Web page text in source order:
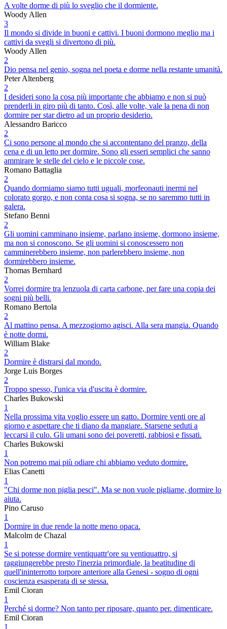
A volte dorme di più lo sveglio che il dormiente.
Woody Allen
3
Il mondo si divide in buoni e cattivi. I buoni dormono meglio ma i
cattivi da svegli si divertono di più.
Woody Allen
2
Dio pensa nel genio, sogna nel poeta e dorme nella restante umanità.
Peter Altenberg
2
I desideri sono la cosa più importante che abbiamo e non si può
prenderli in giro più di tanto. Così, alle volte, vale la pena di non
dormire per star dietro ad un proprio desiderio.
Alessandro Baricco
2
Ci sono persone al mondo che si accontentano del pranzo, della
cena e di un letto per dormire. Sono gli esseri semplici che sanno
ammirare le stelle del cielo e le piccole cose.
Romano Battaglia
2
Quando dormiamo siamo tutti uguali, morfeonauti inermi nel
colorato gorgo, e non conta cosa si sogna, se no saremmo tutti in
galera.
Stefano Benni
2
Gli uomini camminano insieme, parlano insieme, dormono insieme,
ma non si conoscono. Se gli uomini si conoscessero non
camminerebbero insieme, non parlerebbero insieme, non
dormirebbero insieme.
Thomas Bernhard
2
Vorrei dormire tra lenzuola di carta carbone, per fare una copia dei
sogni più belli.
Romano Bertola
2
Al mattino pensa. A mezzogiorno agisci. Alla sera mangia. Quando
è notte dormi.
William Blake
2
Dormire è distrarsi dal mondo.
Jorge Luis Borges
2
Troppo spesso, l'unica via d'uscita è dormire.
Charles Bukowski
1
Nella prossima vita voglio essere un gatto. Dormire venti ore al
giorno e aspettare che ti diano da mangiare. Starsene seduti a
leccarsi il culo. Gli umani sono dei poveretti, rabbiosi e fissati.
Charles Bukowski
1
Non potremo mai più odiare chi abbiamo veduto dormire.
Elias Canetti
1
"Chi dorme non piglia pesci". Ma se non vuole pigliarne, dormire lo
aiuta.
Pino Caruso
1
Dormire in due rende la notte meno opaca.
Malcolm de Chazal
1
Se si potesse dormire ventiquattr'ore su ventiquattro, si
raggiungerebbe presto l'inerzia primordiale, la beatitudine di
quell'ininterrotto torpore anteriore alla Genesi - sogno di ogni
coscienza esasperata di se stessa.
Emil Cioran
1
Perché si dorme? Non tanto per riposare, quanto per. dimenticare.
Emil Cioran
1